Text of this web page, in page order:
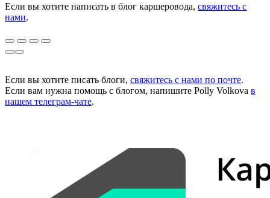
Если вы хотите написать в блог каршеровода, свяжитесь с
нами.
Если вы хотите писать блоги, свяжитесь с нами по почте.
Если вам нужна помощь с блогом, напишите Polly Volkova в
нашем телеграм-чате.